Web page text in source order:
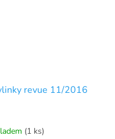
revue 11/2016
(1 ks)